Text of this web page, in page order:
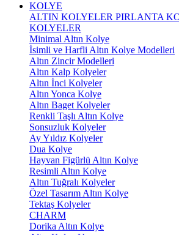
KOLYE
ALTIN KOLYELER PIRLANTA
KOLYELER
Minimal Altın Kolye
İsimli ve Harfli Altın Kolye Modelleri
Altın Zincir Modelleri
Altın Kalp Kolyeler
Altın İnci Kolyeler
Altın Yonca Kolye
Altın Baget Kolyeler
Renkli Taşlı Altın Kolye
Sonsuzluk Kolyeler
Ay Yıldız Kolyeler
Dua Kolye
Hayvan Figürlü Altın Kolye
Resimli Altın Kolye
Altın Tuğralı Kolyeler
Özel Tasarım Altın Kolye
Tektaş Kolyeler
CHARM
Dorika Altın Kolye